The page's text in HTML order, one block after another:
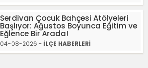
Serdivan Çocuk Bahçesi Atölyeleri
Başlıyor: Ağustos Boyunca Eğitim ve
Eğlence Bir Arada!
04-08-2026 - İLÇE HABERLERİ